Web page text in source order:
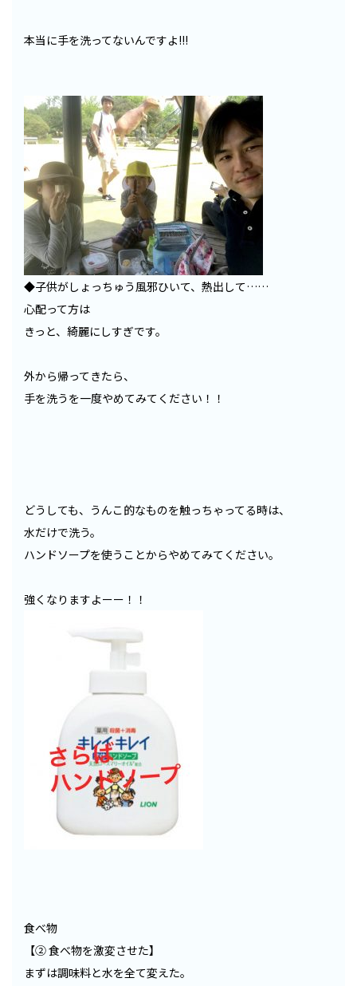
本当に手を洗ってないんですよ!!!
◆子供がしょっちゅう風邪ひいて、熱出して……
心配って方は
きっと、綺麗にしすぎです。
外から帰ってきたら、
手を洗うを一度やめてみてください！！
どうしても、うんこ的なものを触っちゃってる時は、
水だけで洗う。
ハンドソープを使うことからやめてみてください。
強くなりますよーー！！
食べ物
【② 食べ物を激変させた】
まずは調味料と水を全て変えた。